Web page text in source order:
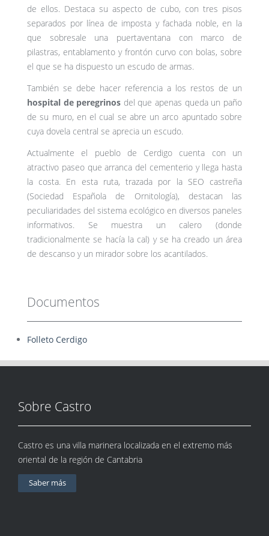
de ellos. Destaca su aspecto de cubo, con tres pisos
separados por línea de imposta y fachada noble, en la
que sobresale una puertaventana con marco de
pilastras, entablamento y frontón curvo con bolas, sobre
el que se ha dispuesto un escudo de armas.
También se debe hacer referencia a los restos de un
hospital de peregrinos del que apenas queda un paño
de su muro, en el cual se abre un arco apuntado sobre
cuya dovela central se aprecia un escudo.
Actualmente el pueblo de Cerdigo cuenta con un
atractivo paseo que arranca del cementerio y llega hasta
la costa. En esta ruta, trazada por la SEO castreña
(Sociedad Española de Ornitología), destacan las
peculiaridades del sistema ecológico en diversos paneles
informativos. Se muestra un calero (donde
tradicionalmente se hacía la cal) y se ha creado un área
de descanso y un mirador sobre los acantilados.
Documentos
Folleto Cerdigo
Sobre Castro
Castro es una villa marinera localizada en el extremo más
oriental de la región de Cantabria
Saber más